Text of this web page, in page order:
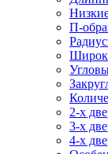
П-
2-х
3-х
4-х